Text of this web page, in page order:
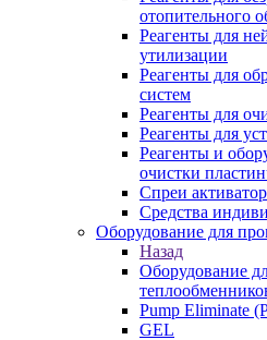
отопительного
Реагенты для
утилизации
Реагенты для
систем
Реагенты для
Реагенты для
Реагенты и
очистки
Спреи
Средства
Оборудование для
Назад
Оборудование
Pump Eliminate
GEL